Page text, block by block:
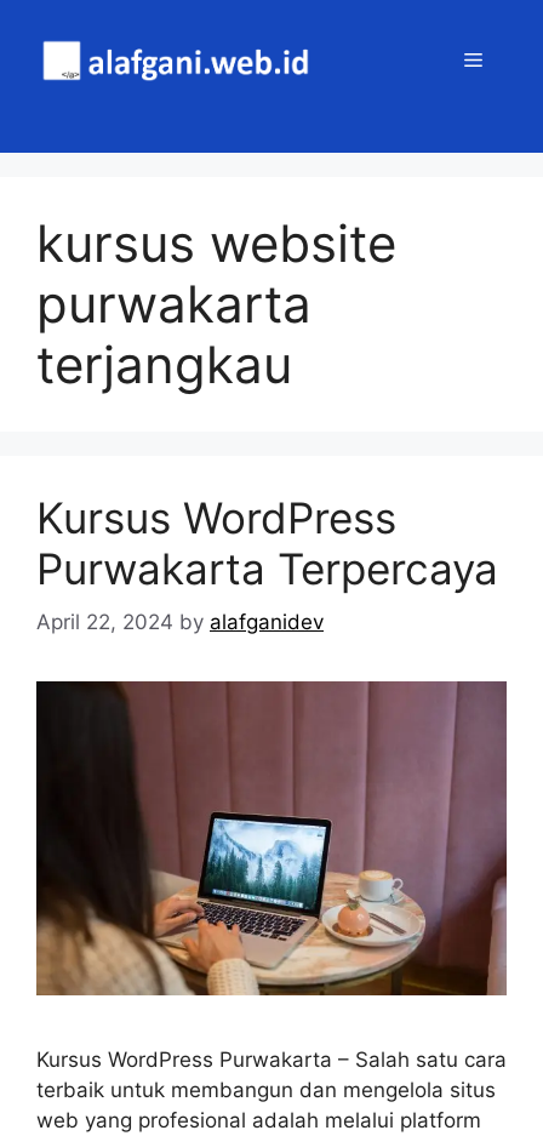
content
MENU
kursus website
purwakarta
terjangkau
Kursus WordPress
Purwakarta Terpercaya
April 22, 2024 by alafganidev
Kursus WordPress Purwakarta – Salah satu cara
terbaik untuk membangun dan mengelola situs
web yang profesional adalah melalui platform